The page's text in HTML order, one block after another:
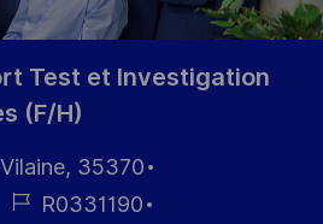
Test et Investigation
(F/H)
35370
Job- R0331190